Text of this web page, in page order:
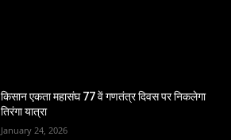
किसान एकता महासंघ 77 वें गणतंत्र दिवस पर निकलेगा
तिरंगा यात्रा
January 24, 2026